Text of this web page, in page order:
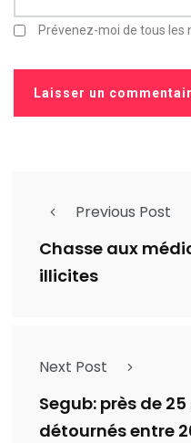
Prévenez-moi de tous les
Previous Post
Chasse aux
illicites
Next Post
Segub: près de
détournés entre